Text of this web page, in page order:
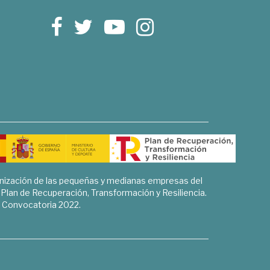
de las pequeñas y medianas empresas del
de Recuperación, Transformación y Resiliencia.
Convocatoria 2022.